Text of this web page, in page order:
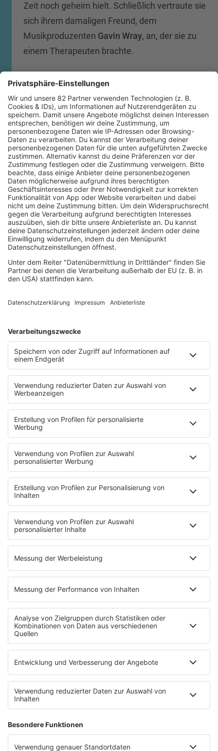
Zeit noch geheim hielt. Schließlich vertraute sie
sich ihrem damaligen Freund, dem
Musikproduzenten Gavin Wray, an, der sie zu
einem Therapeuten brachte.
persönliche Geschichte aufgeschrieben.
Es vereint 22 Co-Autoren, die ihre Perspektiven
auf psychische Probleme teilen. Das Ziel ist es,
das Stigma rund um psychische Erkrankungen
zu brechen und einen offenen Dialog für
Heilung und Veränderung zu fördern.
Sabrina Setlur sprach 2001 über ihre
Depressionen
Bereits 2001 sprach RapperinSabrina Setlur
offen über ihre Depressionen. Dem
Jugendmagazin
sie:
"Viele Leute haben Angst zuzugeben, dass
sie depressiv sind, aber ich stehe dazu. Ich bin
sehr depressiv".Zwei bis drei Mal im Monat
hätte sie diese Depressionen. Sie erzählte,
dass sie sich in diesen Phasen
zurückziehe, lese, Musik höre und auch mal
weine.
immer nur gut gelaunt wäre"
derBild am Sonntag. Es tue der Seele gut, mal
nur an sich zu denken und sich selbst zu
bemitleiden."So halte ich meine Balance", sagte
sie weiter. Zur Zeit des Interviews war sie 27
und es war damals nicht üblich, über
Depressionen zu sprechen.